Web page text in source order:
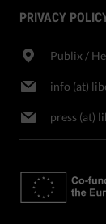
PRIVACY
Publix​ /
info (at)
press (at)